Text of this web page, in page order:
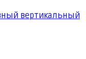
вертикальный